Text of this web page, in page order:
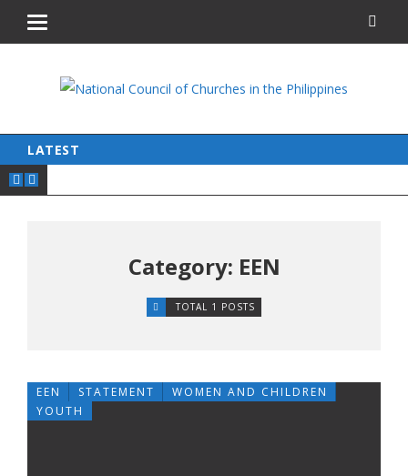
LATEST
Category: EEN
TOTAL 1 POSTS
EEN STATEMENT
WOMEN AND CHILDREN
YOUTH